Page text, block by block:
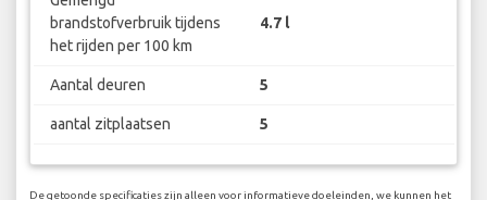
brandstofverbruik tijdens
het rijden per 100 km
4.7 l
Aantal deuren 5
aantal zitplaatsen 5
De getoonde specificaties zijn alleen voor informatieve doeleinden, we kunnen het